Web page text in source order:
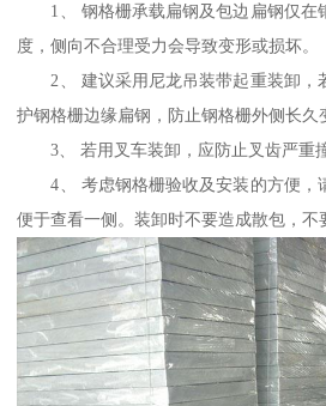
1、 钢格栅承载扁钢及包边扁钢仅在
度，侧向不合理受力会导致变形或损坏。
2、 建议采用尼龙吊装带起重装卸，
护钢格栅边缘扁钢，防止钢格栅外侧长久
3、 若用叉车装卸，应防止叉齿严重撞
4、 考虑钢格栅验收及安装的方便，
便于查看一侧。装卸时不要造成散包，不